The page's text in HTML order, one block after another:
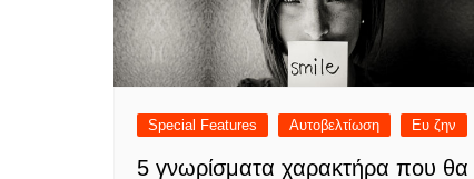
Special Features Αυτοβελτίωση Ευ ζην
5 γνωρίσματα χαρακτήρα που θα